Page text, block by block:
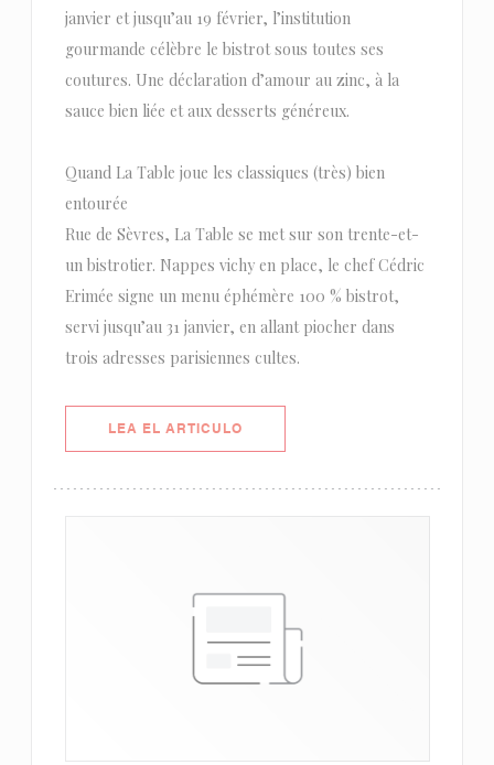
janvier et jusqu’au 19 février, l’institution
gourmande célèbre le bistrot sous toutes ses
coutures. Une déclaration d’amour au zinc, à la
sauce bien liée et aux desserts généreux.
Quand La Table joue les classiques (très) bien
entourée
Rue de Sèvres, La Table se met sur son trente-et-
un bistrotier. Nappes vichy en place, le chef Cédric
Erimée signe un menu éphémère 100 % bistrot,
servi jusqu’au 31 janvier, en allant piocher dans
trois adresses parisiennes cultes.
LEA EL ARTICULO((ABRE EN UNA NUEVA